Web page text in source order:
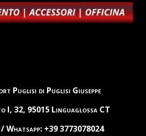
Puglisi di Puglisi Giuseppe
I, 32, 95015 Linguaglossa CT
Whatsapp: +39 3773078024